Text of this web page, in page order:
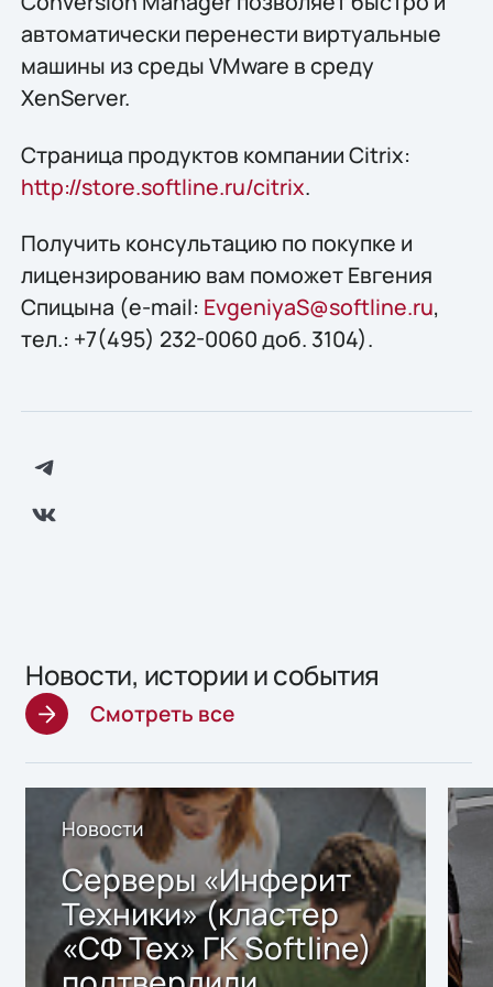
автоматически перенести виртуальные
машины из среды VMware в среду
XenServer.
Страница продуктов компании Citrix:
http://store.softline.ru/citrix.
Получить консультацию по покупке и
лицензированию вам поможет Евгения
Спицына (e-mail: EvgeniyaS@softline.ru,
тел.: +7(495) 232-0060 доб. 3104).
Новости, истории и события
Смотреть все
Новости
Серверы «Инферит
Техники» (кластер
«СФ Тех» ГК Softline)